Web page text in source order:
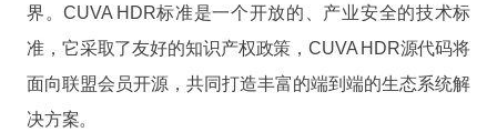
界。CUVA HDR标准是一个开放的、产业安全的技术标
准，它采取了友好的知识产权政策，CUVA HDR源代码将
面向联盟会员开源，共同打造丰富的端到端的生态系统解
决方案。